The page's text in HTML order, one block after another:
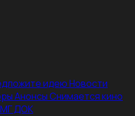
идеюНовости
АнонсыСнимается кино
ДОК